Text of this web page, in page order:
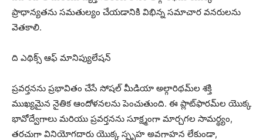
ప్రాధాన్యతను సమతుల్యం చేయడానికి విభిన్న సమాచార వనరులను
వెతకాలి.
ది ఎథిక్స్ ఆఫ్ మానిప్యులేషన్
ప్రవర్తనను ప్రభావితం చేసే సోషల్ మీడియా అల్గారిథమ్‌ల శక్తి
ముఖ్యమైన నైతిక ఆందోళనలను పెంచుతుంది. ఈ ప్లాట్‌ఫారమ్‌ల యొక్క
భావోద్వేగాలు మరియు ప్రవర్తనను సూక్ష్మంగా మార్చగల సామర్థ్యం,
తరచుగా వినియోగదారు యొక్క స్పృహ అవగాహన లేకుండా,